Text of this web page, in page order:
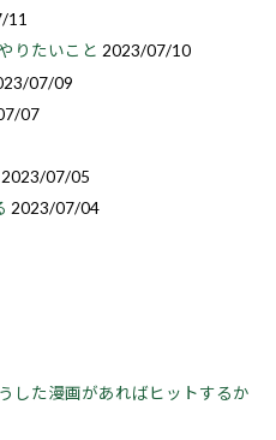
11
りたいこと 2023/07/10
07/09
07
2023/07/05
2023/07/04
した漫画があればヒットするか